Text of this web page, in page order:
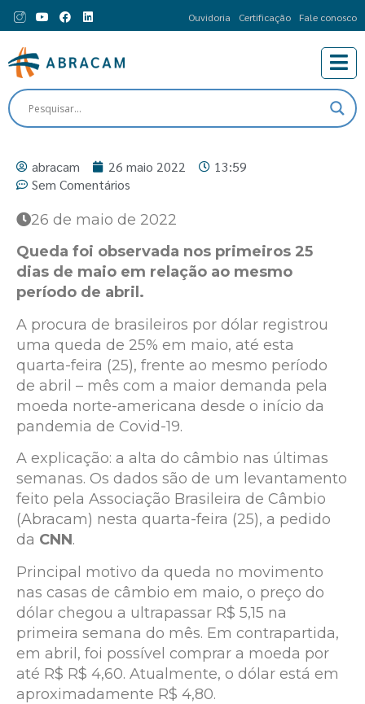
Ouvidoria Certificação Fale conosco
abracam 26 maio 2022
13:59
Sem Comentários
26 de maio de 2022
Queda foi observada nos primeiros 25
dias de maio em relação ao mesmo
período de abril.
A procura de brasileiros por dólar registrou
uma queda de 25% em maio, até esta
quarta-feira (25), frente ao mesmo período
de abril – mês com a maior demanda pela
moeda norte-americana desde o início da
pandemia de Covid-19.
A explicação: a alta do câmbio nas últimas
semanas. Os dados são de um levantamento
feito pela Associação Brasileira de Câmbio
(Abracam) nesta quarta-feira (25), a pedido
da CNN.
Principal motivo da queda no movimento
nas casas de câmbio em maio, o preço do
dólar chegou a ultrapassar R$ 5,15 na
primeira semana do mês. Em contrapartida,
em abril, foi possível comprar a moeda por
até R$ R$ 4,60. Atualmente, o dólar está em
aproximadamente R$ 4,80.